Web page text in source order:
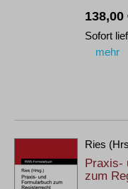
138,00
Sofort
mehr
Ries
Praxis-
zum